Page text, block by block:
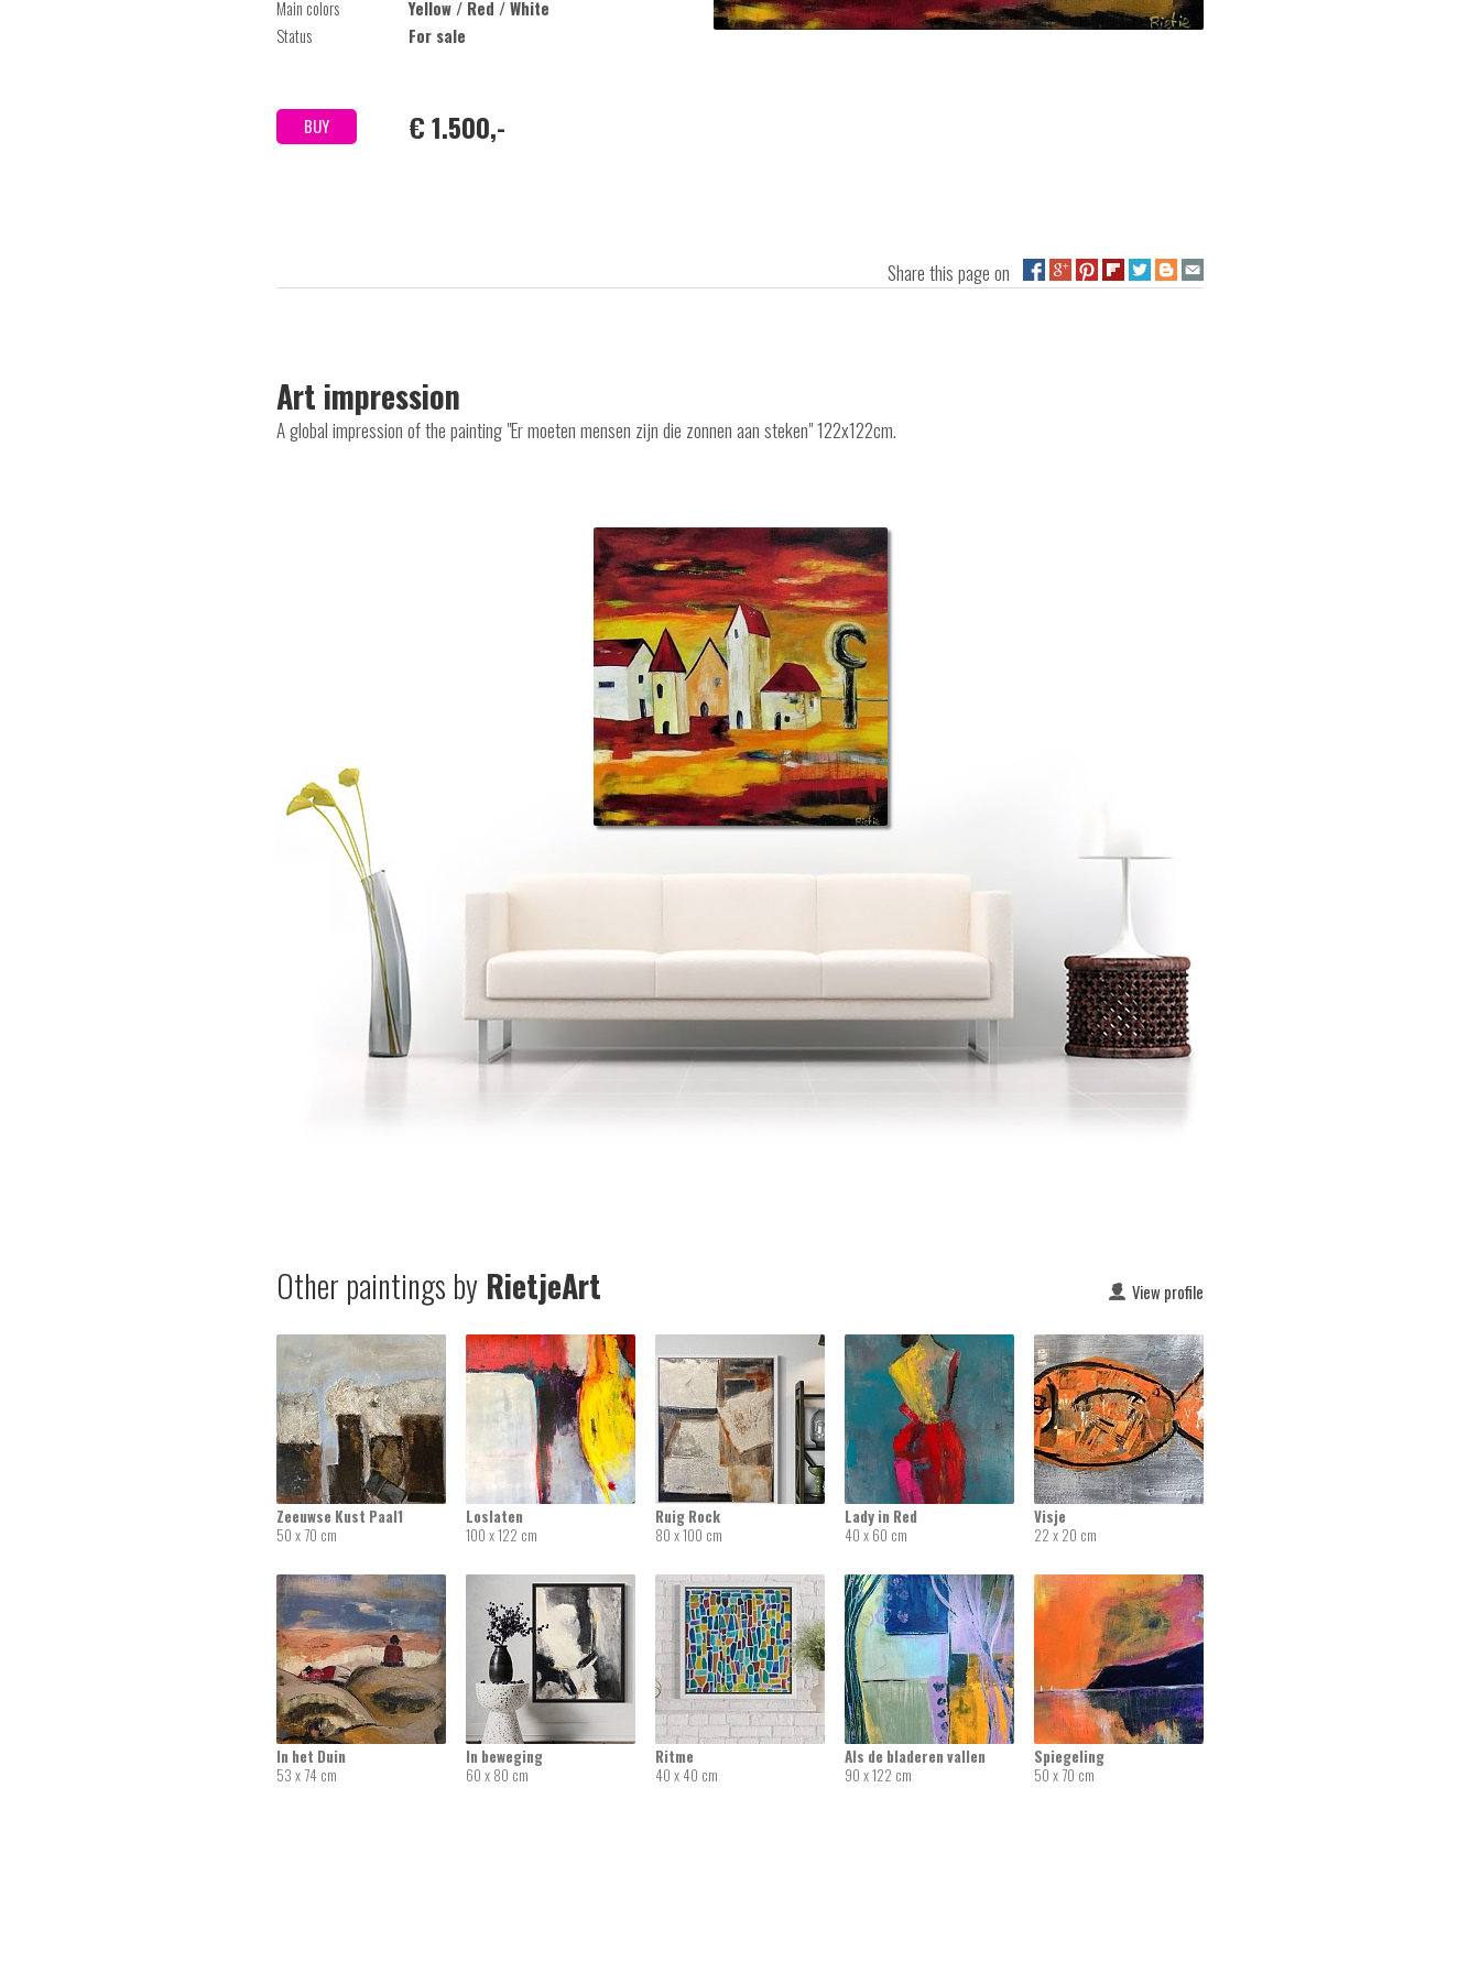
Main colors
Yellow / Red / White
Status
For sale
BUY € 1.500,-
Share this page on
Art impression
A global impression of the painting "Er moeten mensen zijn die zonnen aan steken" 122x122cm.
View profile
Other paintings by RietjeArt
Zeeuwse Kust Paal1
50 x 70 cm
Loslaten
100 x 122 cm
Ruig Rock
80 x 100 cm
Lady in Red
40 x 60 cm
Visje
22 x 20 cm
In het Duin
53 x 74 cm
In beweging
60 x 80 cm
Ritme
40 x 40 cm
Als de bladeren vallen
90 x 122 cm
Spiegeling
50 x 70 cm